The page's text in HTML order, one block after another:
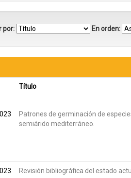
por: En orden:
Título
Patrones de germinación de
semiárido mediterráneo.
Revisión bibliográfica del estado